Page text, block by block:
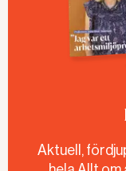
Aktuell,